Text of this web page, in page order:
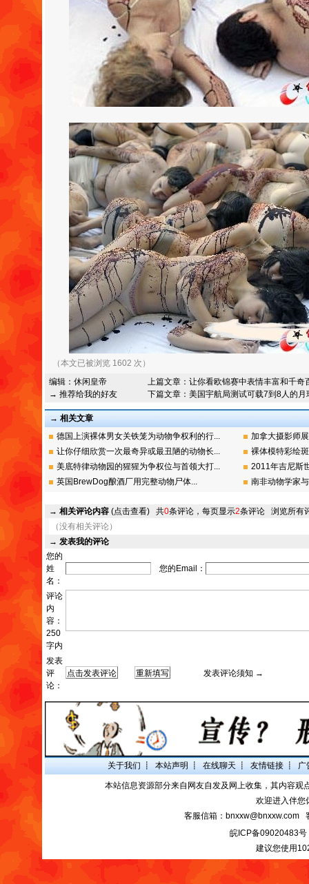
（本文已被浏览 1602 次）
编辑： 休闲皇帝
→ 推荐给我的好友
上篇文章： 让你看欧锦赛中表情丰富和千奇
下篇文章： 美国宇航局测试可载7到8人的月
→ 相关文章
德国上演裸体男女关铁笼为动物争权利的行...
加拿大摄影师
让你仔细欣赏一次最奇异或最丑陋的动物长...
裸体模特彩绘
美底特律动物园的猩猩为争权位与首领大打...
2011年吉尼斯
英国BrewDog酿酒厂用完整动物尸体...
南非动物学家
→ 相关评论内容 (点击查看) 共0条评论，每页显示2条评论 浏览所有
（没有相关评论）
→ 发表我的评论
您的
姓
名：
您的Email：
评论
内
容：
250
字内
发表
评
论：
发表评论须知 →
关于我们 ┋ 本站声明 ┋ 在线聊天 ┋ 友情链接 ┋ 广
本站信息资源部分来自网友自发及网上收集，其内容
欢迎进入伴您
客服信箱：bnxxw@bnxxw.com
皖ICP备09020483号
建议您使用